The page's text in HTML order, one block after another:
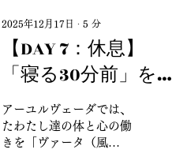
2025年12月17日 ∙ 5 分
【DAY 7：休息】
「寝る30分前」を変
えるだけで、翌朝の
活力が満タンになる
秘密
アーユルヴェーダでは、
たわたし達の体と心の働
きを「ヴァータ（風